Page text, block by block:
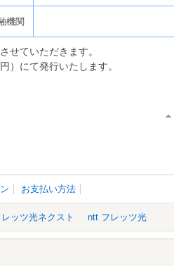
機関
せていただきます。
）にて発行いたします。
お支払い方法
レッツ光ネクスト ntt フレッツ光